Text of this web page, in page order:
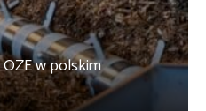
w polskim